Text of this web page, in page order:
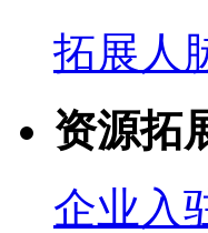
拓展人
资源拓
企业入